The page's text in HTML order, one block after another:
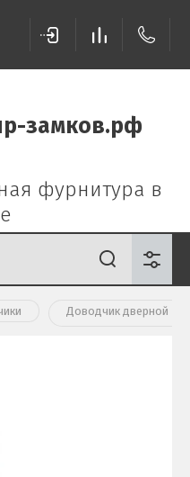
замков.рф
фурнитура в
Доводчик дверной